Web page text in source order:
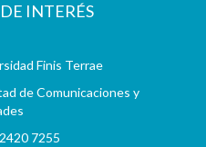
INTERÉS
Finis Terrae
de Comunicaciones y
7255